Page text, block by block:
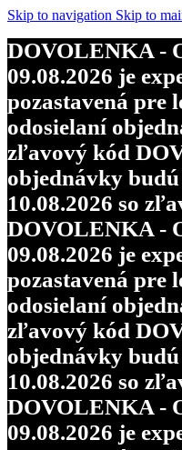
Skip to navigation Skip to
DOVOLENKA -
09.08.2026 je
pozastavená pre
odosielaní
zľavový kód
objednávky budú
10.08.2026 so
DOVOLENKA -
09.08.2026 je
pozastavená pre
odosielaní
zľavový kód
objednávky budú
10.08.2026 so
DOVOLENKA -
09.08.2026 je